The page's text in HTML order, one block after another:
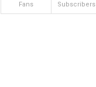
Fans Subscribers